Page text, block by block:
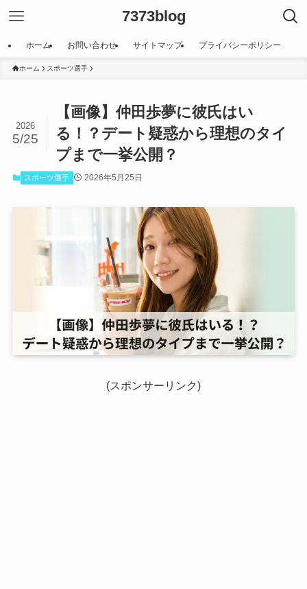
7373blog
ホーム お問い合わせ サイトマップ プライバシーポリシー
ホーム スポーツ選手
【画像】仲田歩夢に彼氏はい
る！？デート疑惑から理想のタイ
プまで一挙公開？
2026
5/25
スポーツ選手 2026年5月25日
(スポンサーリンク)